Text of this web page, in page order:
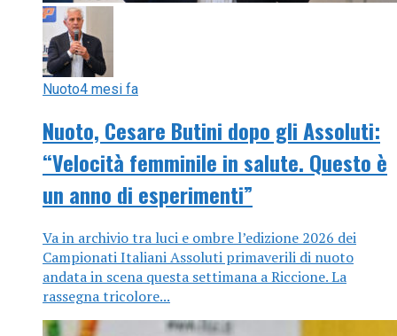
Nuoto4 mesi fa
Nuoto, Cesare Butini dopo gli Assoluti:
“Velocità femminile in salute. Questo è
un anno di esperimenti”
Va in archivio tra luci e ombre l’edizione 2026 dei
Campionati Italiani Assoluti primaverili di nuoto
andata in scena questa settimana a Riccione. La
rassegna tricolore...